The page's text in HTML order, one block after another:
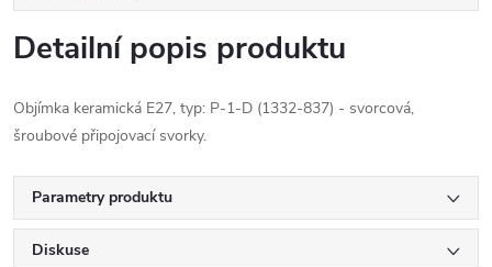
Detailní popis produktu
Objímka keramická E27, typ: P-1-D (1332-837) - svorcová,
šroubové připojovací svorky.
Parametry produktu
Diskuse